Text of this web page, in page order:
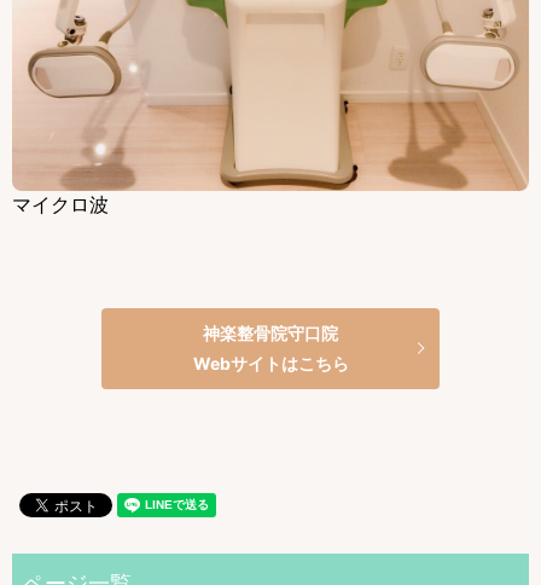
マイクロ波
神楽整骨院守口院
Webサイトはこちら